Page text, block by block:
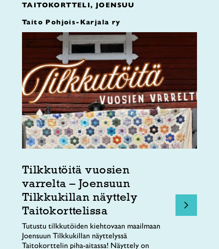
TAITOKORTTELI, JOENSUU
Taito Pohjois-Karjala ry
Tilkkutöitä vuosien
varrelta – Joensuun
Tilkkukillan näyttely
Taitokorttelissa
Tutustu tilkkutöiden kiehtovaan maailmaan
Joensuun Tilkkukillan näyttelyssä
Taitokorttelin piha-aitassa! Näyttely on